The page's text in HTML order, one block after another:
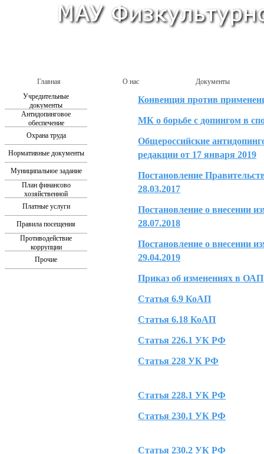
Главная О нас
Документы
Учредительные
документы
Антидопинговое
обеспечение
Охрана труда
Нормативные документы
Муниципальное задание
План финансово
хозяйственной
деятельности
Платные услуги
Правила посещения
Противодействие
коррупции
Прочие
Конвенция против
МК о борьбе с допингом в
Общероссийские
редакции от 17 января 2019
Постановление
28.03.2017
Постановление о внесении
28.07.2018
Постановление о внесении
29.04.2019
Приказ об изменениях в ОАП
Статья 6.9 КоАП
Статья 6.18 КоАП
Статья 226.1 УК РФ
Статья 228 УК РФ
Статья 228.1 УК РФ
Статья 230.1 УК РФ
Статья 230.2 УК РФ